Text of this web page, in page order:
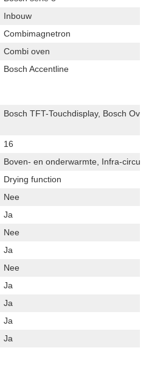
Inbouw
Combimagnetron
Combi oven
Bosch Accentline
Bosch TFT-Touchdisplay, Bosch
16
Boven- en onderwarmte, Infra-
Drying function
Nee
Ja
Nee
Ja
Nee
Ja
Ja
Ja
Ja